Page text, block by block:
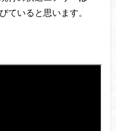
ていると思います。